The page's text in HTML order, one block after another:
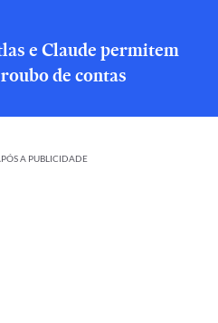
e Claude permitem
de contas
A PUBLICIDADE